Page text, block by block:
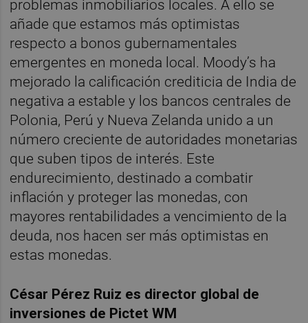
problemas inmobiliarios locales. A ello se
añade que estamos más optimistas
respecto a bonos gubernamentales
emergentes en moneda local. Moody’s ha
mejorado la calificación crediticia de India de
negativa a estable y los bancos centrales de
Polonia, Perú y Nueva Zelanda unido a un
número creciente de autoridades monetarias
que suben tipos de interés. Este
endurecimiento, destinado a combatir
inflación y proteger las monedas, con
mayores rentabilidades a vencimiento de la
deuda, nos hacen ser más optimistas en
estas monedas.
César Pérez Ruiz es director global de
inversiones de Pictet WM